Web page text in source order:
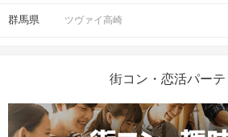
IBJMatching公式
10:00～18:00）
定休日 ：毎週火
群馬県 ツヴァイ高崎
街コン・恋活パーテ